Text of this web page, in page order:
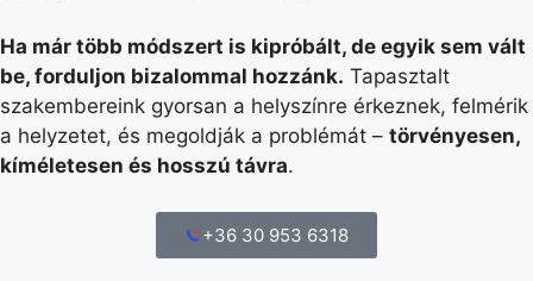
Ha már több módszert is kipróbált, de egyik sem vált
be, forduljon bizalommal hozzánk. Tapasztalt
szakembereink gyorsan a helyszínre érkeznek, felmérik
a helyzetet, és megoldják a problémát – törvényesen,
kíméletesen és hosszú távra.
+36 30 953 6318